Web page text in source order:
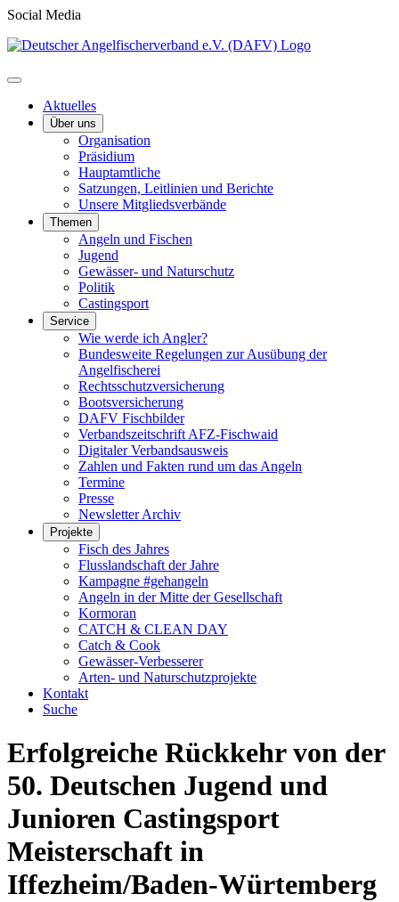
Social Media
Aktuelles
Über uns
Organisation
Präsidium
Hauptamtliche
Satzungen, Leitlinien und Berichte
Unsere Mitgliedsverbände
Themen
Angeln und Fischen
Jugend
Gewässer- und Naturschutz
Politik
Castingsport
Service
Wie werde ich Angler?
Bundesweite Regelungen zur Ausübung der
Angelfischerei
Rechtsschutzversicherung
Bootsversicherung
DAFV Fischbilder
Verbandszeitschrift AFZ-Fischwaid
Digitaler Verbandsausweis
Zahlen und Fakten rund um das Angeln
Termine
Presse
Newsletter Archiv
Projekte
Fisch des Jahres
Flusslandschaft der Jahre
Kampagne #gehangeln
Angeln in der Mitte der Gesellschaft
Kormoran
CATCH & CLEAN DAY
Catch & Cook
Gewässer-Verbesserer
Arten- und Naturschutzprojekte
Kontakt
Suche
Erfolgreiche Rückkehr von der
50. Deutschen Jugend und
Junioren Castingsport
Meisterschaft in
Iffezheim/Baden-Würtemberg